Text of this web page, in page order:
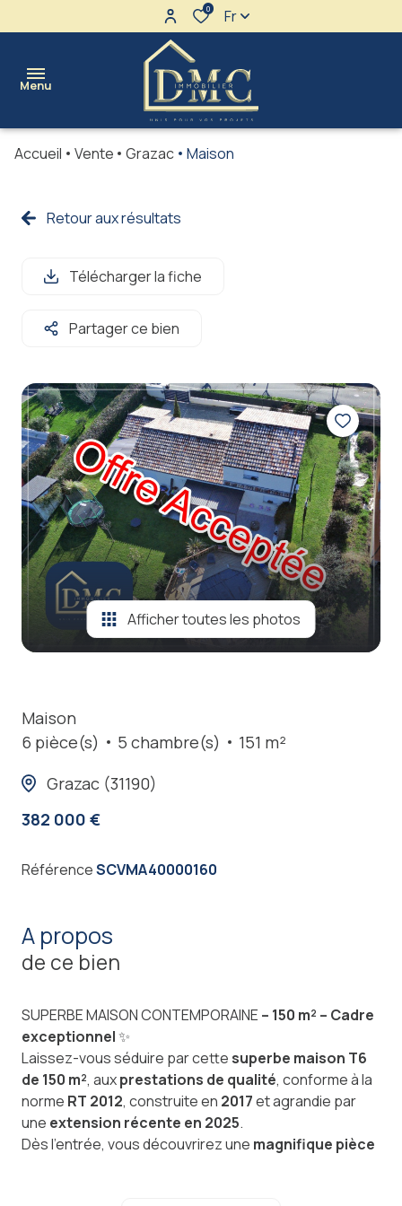
0 Fr
Menu
appartements
Ventes
locations
estimation
nos
prestations
contact
Accueil Vente Grazac Maison
Retour aux résultats
Télécharger la fiche
Partager ce bien
Afficher toutes les photos
Maison
6 pièce(s)
5 chambre(s)
151 m²
Grazac (31190)
382 000 €
RéférenceSCVMA40000160
a propos
de ce bien
SUPERBE MAISON CONTEMPORAINE – 150 m² – Cadre
exceptionnel✨
Laissez-vous séduire par cette superbe maison T6
de 150 m², auxprestations de qualité, conforme à la
norme RT 2012, construite en 2017et agrandie par
une extension récente en 2025.
Dès l’entrée, vous découvrirez une magnifique pièce